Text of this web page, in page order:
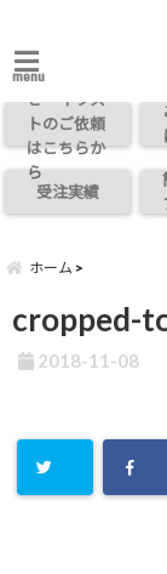
menuお問い合わ
せ・イラス
トのご依頼
はこちらか
ら
受注実績
ホーム
cropped-
2018-11-08